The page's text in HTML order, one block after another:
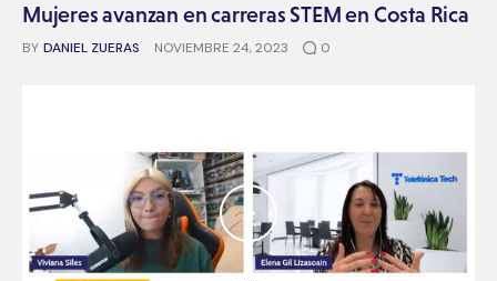
Mujeres avanzan en carreras STEM en Costa Rica
BY DANIEL ZUERAS NOVIEMBRE 24, 2023 0